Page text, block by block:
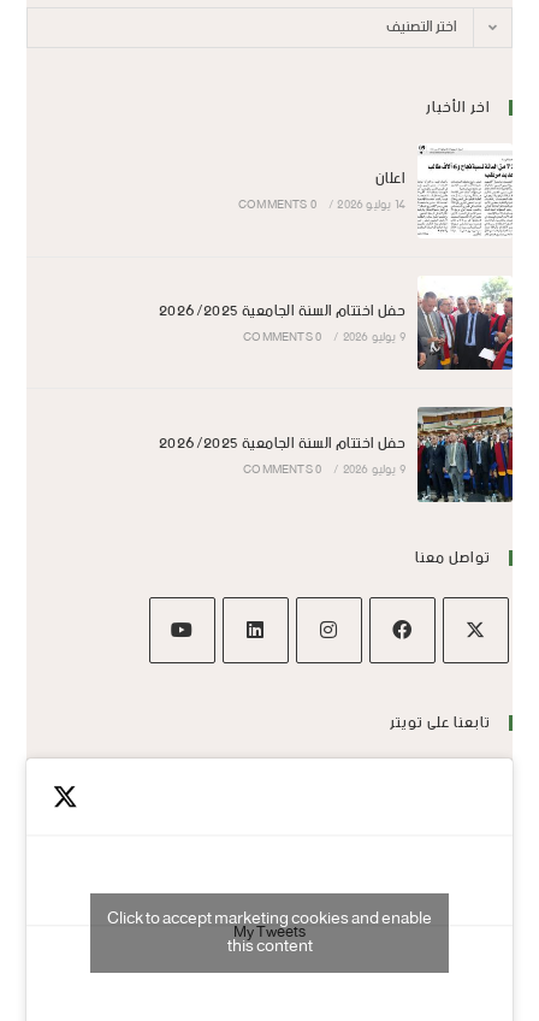
اختر التصنيف
اخر الأخبار
اعلان
14 يوليو 2026 /
0 COMMENTS
حفل اختتام السنة الجامعية 2026/2025
9 يوليو 2026 /
0 COMMENTS
حفل اختتام السنة الجامعية 2026/2025
9 يوليو 2026 /
0 COMMENTS
تواصل معنا
تابعنا على تويتر
My Tweets
Click to accept marketing cookies and enable
this content